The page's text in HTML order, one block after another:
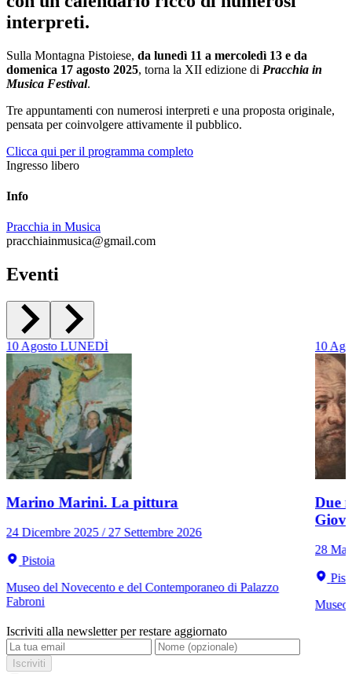
interpreti.
Sulla Montagna Pistoiese, da lunedì 11 a mercoledì 13 e da
domenica 17 agosto 2025, torna la XII edizione di Pracchia in
Musica Festival.
Tre appuntamenti con numerosi interpreti e una proposta originale,
pensata per coinvolgere attivamente il pubblico.
Clicca qui per il programma completo
Ingresso libero
Info
Pracchia in Musica
pracchiainmusica@gmail.com
Eventi
10Agosto LUNEDÌ
Marino Marini. La pittura
24 Dicembre 2025 / 27 Settembre 2026
Pistoia
Museo del Novecento e del Contemporaneo di Palazzo
Fabroni
10
Due
28
Museo
Iscriviti alla newsletter per restare aggiornato
Iscriviti